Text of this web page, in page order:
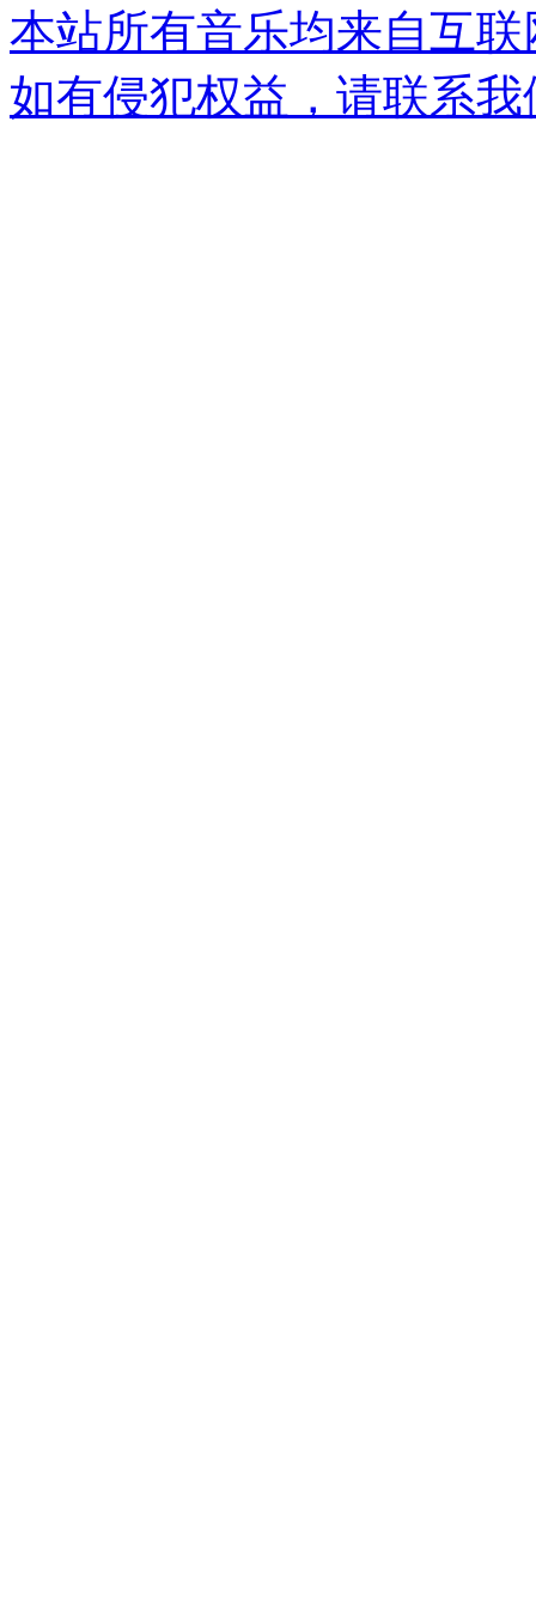
本站所有音乐均来自互
如有侵犯权益，请联系